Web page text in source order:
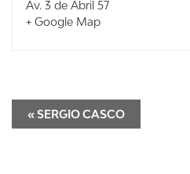
Av. 3 de Abril 57
+ Google Map
«SERGIO CASCO